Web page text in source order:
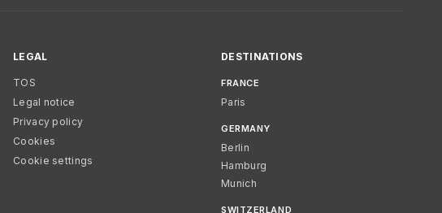
LEGAL
TOS
Legal notice
Privacy policy
Cookies
Cookie settings
DESTINATIONS
FRANCE
Paris
GERMANY
Berlin
Hamburg
Munich
SWITZERLAND